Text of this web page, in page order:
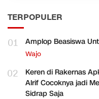
TERPOPULER
01 Amplop Beasiswa
Wajo
02
Keren di Rakernas
Alrif Cocoknya jadi
Sidrap Saja